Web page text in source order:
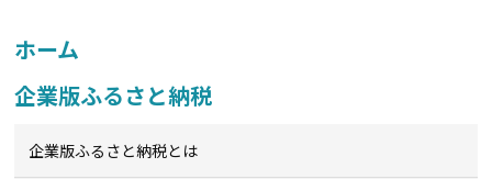
ホーム
企業版ふるさと納税
企業版ふるさと納税とは